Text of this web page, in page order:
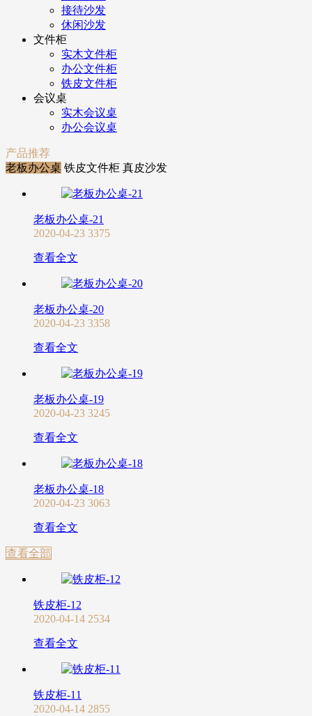
接待沙发
休闲沙发
文件柜
实木文件柜
办公文件柜
铁皮文件柜
会议桌
实木会议桌
办公会议桌
产品推荐
老板办公桌 铁皮文件柜 真皮沙发
老板办公桌-21
2020-04-23 3375
查看全文
老板办公桌-20
2020-04-23 3358
查看全文
老板办公桌-19
2020-04-23 3245
查看全文
老板办公桌-18
2020-04-23 3063
查看全文
查看全部
铁皮柜-12
2020-04-14 2534
查看全文
铁皮柜-11
2020-04-14 2855